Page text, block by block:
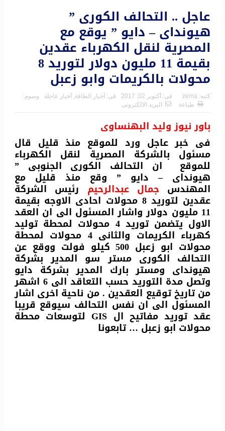
عاجل .. التحالف الكورى ”
هيونداى – دايو ” يوقع مع
المصرية لنقل الكهرباء عقدين
بقيمة 11 مليون دولار لتوريد 8
محولات بالكريمات وابو زعبل
كتبه: zema فى: أكتوبر 02, 2017 فى: أخبار الطاقة أخبار عاجلة
وسوم:
طباعة
البريد الالكترونى
باور نيوز وليد البهنساوى
فى خبر عاجل ورد للموقع منذ قليل قال
مسئول بالشركة المصرية لنقل الكهرباء
للموقع ان التحالف الكورى الجنوبى ”
هيونداى – دايو ” وقع منذ قليل مع
المهندس جمال عبدالرحيم رئيس الشركة
عقدين لتوريد 8 محولات احادى الاوجه بقيمة
11 مليون دولار واشار المسئول الى ان العقد
الاول يتضمن توريد 4 محولات لمحطة توليد
كهرباء الكريمات والثانى 4 محولات لمحطة
محولات ابو زعبل 500 كيلو فولت ووقع عن
التحالف الكورى مستر سو المدير بشركة
هيونداى ومستر بارك المدير بشركة دايو
وتصل مدة التوريد حسب التعاقد الى 6 اشهر
من تاريخ توقيع العقدين . من ناحية اخرى اشار
المسئول الى ان نفس التحالف سيوقع قريبا
عقد توريد مفاتيح ال GIS لتوسعات محطة
محولات ابو زعبل … تابعونا